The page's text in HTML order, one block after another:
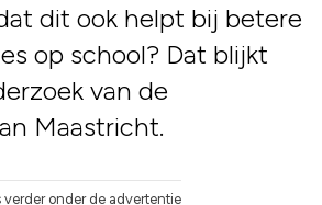
dit ook helpt bij betere
op school? Dat blijkt
van de
Maastricht.
verder onder de advertentie